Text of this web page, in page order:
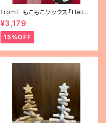
fromF もこもこソックス「Helsi
nki（ヘルシンキ）」
¥3,179
15%OFF